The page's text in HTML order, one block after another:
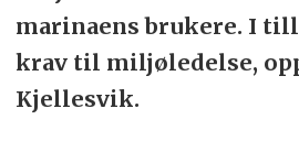
marinaens brukere. I
krav til miljøledelse,
Kjellesvik.